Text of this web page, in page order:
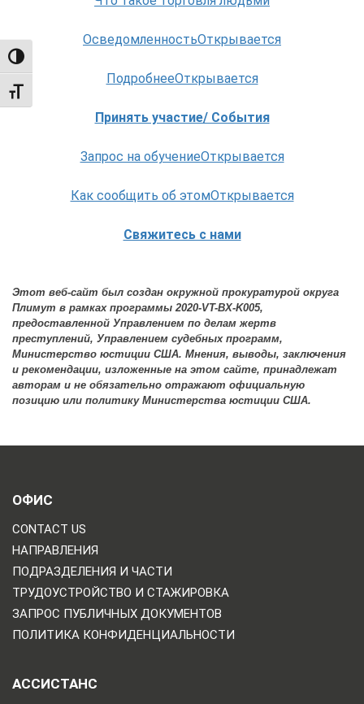
TOGGLE HIGH CONTRAST
TOGGLE FONT SIZE
ОсведомленностьОткрывается
ПодробнееОткрывается
Принять участие/ События
Запрос на обучениеОткрывается
Как сообщить об этомОткрывается
Свяжитесь с нами
Этот веб-сайт был создан окружной прокуратурой округа
Плимут в рамках программы 2020-VT-BX-K005,
предоставленной Управлением по делам жертв
преступлений, Управлением судебных программ,
Министерство юстиции США. Мнения, выводы, заключения
и рекомендации, изложенные на этом сайте, принадлежат
авторам и не обязательно отражают официальную
позицию или политику Министерства юстиции США.
ОФИС
CONTACT US
НАПРАВЛЕНИЯ
ПОДРАЗДЕЛЕНИЯ И ЧАСТИ
ТРУДОУСТРОЙСТВО И СТАЖИРОВКА
ЗАПРОС ПУБЛИЧНЫХ ДОКУМЕНТОВ
ПОЛИТИКА КОНФИДЕНЦИАЛЬНОСТИ
АССИСТАНС